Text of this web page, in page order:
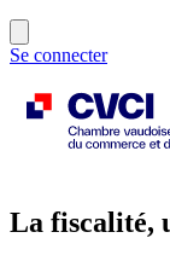
Se connecter
La fiscalité,